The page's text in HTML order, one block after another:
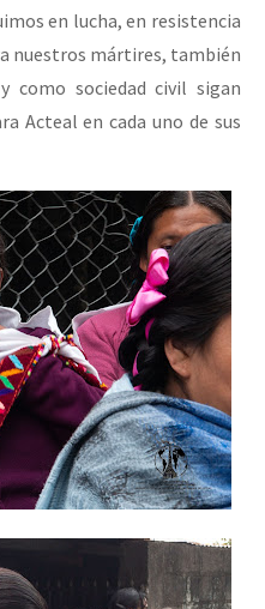
en lucha, en resistencia
nuestros mártires, también
como sociedad civil sigan
Acteal en cada uno de sus